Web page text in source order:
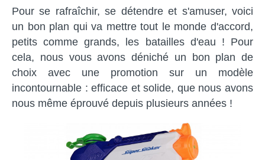
Pour se rafraîchir, se détendre et s'amuser, voici
un bon plan qui va mettre tout le monde d'accord,
petits comme grands, les batailles d'eau ! Pour
cela, nous vous avons déniché un bon plan de
choix avec une promotion sur un modèle
incontournable : efficace et solide, que nous avons
nous même éprouvé depuis plusieurs années !